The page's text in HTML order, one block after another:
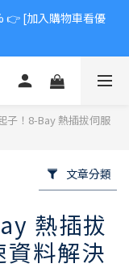
👉 [加入購物車看優
子！8-Bay 熱插拔伺服
文章分類
熱插拔
料解決